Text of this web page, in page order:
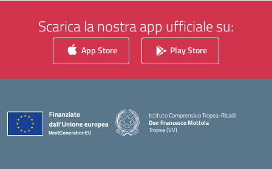
Scarica la nostra app ufficiale su:
App Store Play Store
Istituto Comprensivo Tropea-Ricadi
Don Francesco Mottola
Tropea (VV)
— Visita la pagina iniziale della scuola